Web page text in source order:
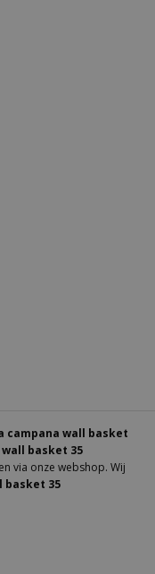
campana wall basket
basket 35
via onze webshop. Wij
basket 35